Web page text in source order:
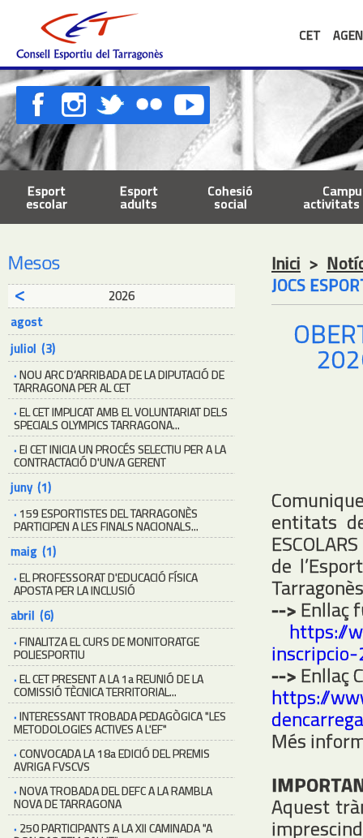
CET
Esport
escolar
Esport
adults
Cohesió
social activitats
Mesos
2026
agost
juliol (3)
·NOU ARC D’ARRIBADA DE LA DIPUTACIÓ DE
TARRAGONA PER AL CET
·EL CET IMPLICAT AMB EL VOLUNTARIAT DELS
SPECIALS OLYMPICS TARRAGONA...
·El CET INICIA UN PROCÉS SELECTIU PER A LA
CONTRACTACIÓ D'UN/A GERENT
juny (1)
· 159 ESPORTISTES DEL TARRAGONÈS
PARTICIPEN A LES FINALS NACIONALS...
maig (1)
·EL PROFESSORAT D'EDUCACIÓ FÍSICA
APOSTA PER LA INCLUSIÓ
abril (6)
·FINALITZA EL CURS DE MONITORATGE
POLIESPORTIU
·EL CET PRESENT A LA 1a REUNIÓ DE LA
COMISSIÓ TÈCNICA TERRITORIAL...
·INTERESSANT TROBADA PEDAGÒGICA "LES
METODOLOGIES ACTIVES A L'EF"
·CONVOCADA LA 18a EDICIÓ DEL PREMIS
AVRIGA FVSCVS
·NOVA TROBADA DEL DEFC A LA RAMBLA
NOVA DE TARRAGONA
· 250 PARTICIPANTS A LA XII CAMINADA "A
Inici >
JOCS
entitats
de
-->Enllaç
https://
-->Enllaç
https://
Més
Aquest